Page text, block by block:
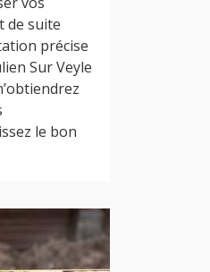
de suite
précise
Sur Veyle
le bon